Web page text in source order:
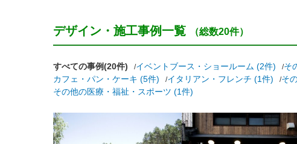
デザイン・施工事例一覧 （総数20件）
すべての事例(20件) イベントブース・ショールーム (2件) そ
カフェ・パン・ケーキ (5件)
イタリアン・フレンチ (1件) そ
その他の医療・福祉・スポーツ (1件)